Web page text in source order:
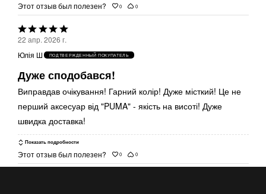
Этот отзыв был полезен? 0 0
Выбрана
оценка
5из
5
22 апр. 2026 г.
Юлія Ш
ПОДТВЕРЖДЕННЫЙ ПОКУПАТЕЛЬ
Дуже сподобався!
Виправдав очікування! Гарний колір! Дуже місткий! Це не
перший аксесуар від "PUMA" - якість на висоті! Дуже
швидка доставка!
Показать подробности
Этот отзыв был полезен? 0 0